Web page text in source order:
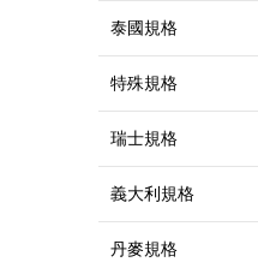
泰國規格
特殊規格
瑞士規格
義大利規格
丹麥規格